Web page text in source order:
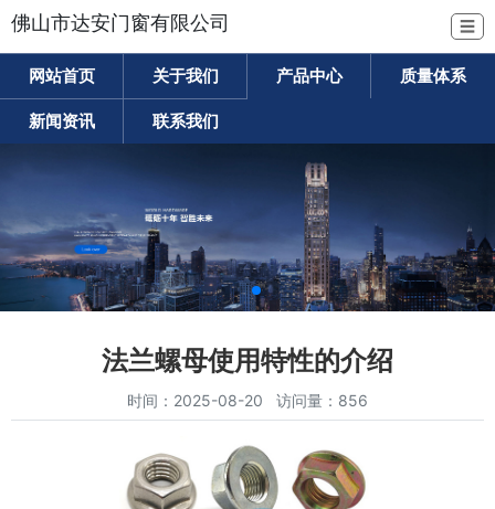
佛山市达安门窗有限公司 ☰
网站首页 关于我们 产品中心 质量体系
新闻资讯 联系我们
法兰螺母使用特性的介绍
时间：2025-08-20 访问量：856